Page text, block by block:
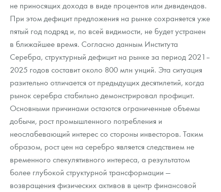
не приносящих дохода в виде процентов или дивидендов.
При этом дефицит предложения на рынке сохраняется уже
пятый год подряд и, по всей видимости, не будет устранен
в ближайшее время. Согласно данным Института
Серебра, структурный дефицит на рынке за период 2021–
2025 годов составит около 800 млн унций. Эта ситуация
разительно отличается от предыдущих десятилетий, когда
рынок серебра стабильно демонстрировал профицит.
Основными причинами остаются ограниченные объемы
добычи, рост промышленного потребления и
неослабевающий интерес со стороны инвесторов. Таким
образом, рост цен на серебро является следствием не
временного спекулятивного интереса, а результатом
более глубокой структурной трансформации —
возвращения физических активов в центр финансовой